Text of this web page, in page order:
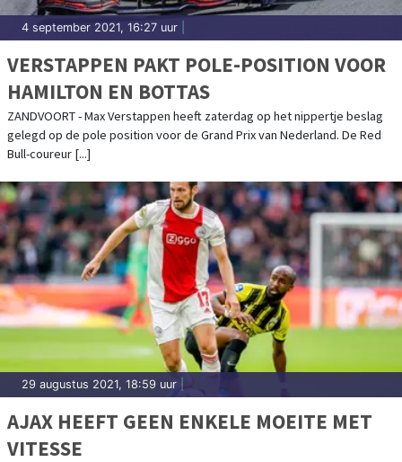
4 september 2021, 16:27 uur
VERSTAPPEN PAKT POLE-POSITION VOOR
HAMILTON EN BOTTAS
ZANDVOORT - Max Verstappen heeft zaterdag op het nippertje beslag
gelegd op de pole position voor de Grand Prix van Nederland. De Red
Bull-coureur [...]
29 augustus 2021, 18:59 uur
AJAX HEEFT GEEN ENKELE MOEITE MET
VITESSE